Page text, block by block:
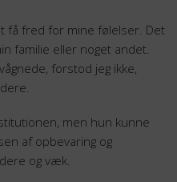
få fred for mine følelser. Det
familie eller noget andet.
forstod jeg ikke,
men hun kunne
af opbevaring og
og væk.